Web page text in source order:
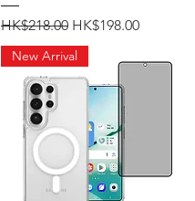
一般價格
HK$218.00 促銷價格
HK$198.00
New Arrival